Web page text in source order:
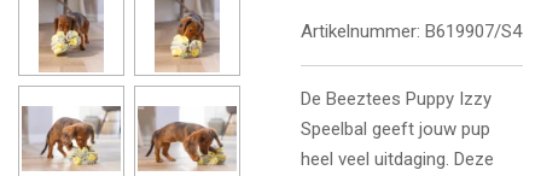
Artikelnummer: B619907/S4
De Beeztees Puppy Izzy
Speelbal geeft jouw pup
heel veel uitdaging. Deze